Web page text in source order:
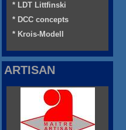
* LDT Littfinski
* DCC concepts
* Krois-Modell
ARTISAN